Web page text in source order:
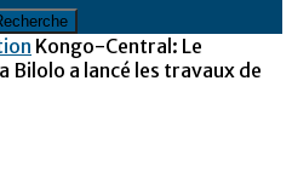
Kongo-Central: Le
Bilolo a lancé les travaux de